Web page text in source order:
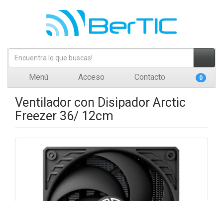
Menú Acceso Contacto 0
Ventilador con Disipador Arctic
Freezer 36/ 12cm